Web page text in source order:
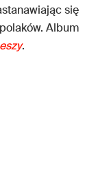
się
Album
.